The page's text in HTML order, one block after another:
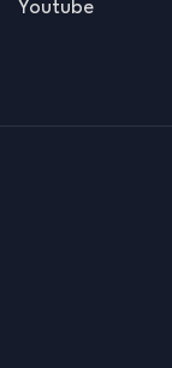
Youtube